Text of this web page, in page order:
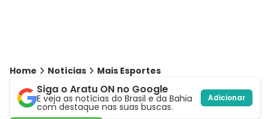
Home Notícias Mais Esportes
Siga o Aratu ON no Google
E veja as notícias do Brasil e da Bahia
com destaque nas suas buscas.
Adicionar